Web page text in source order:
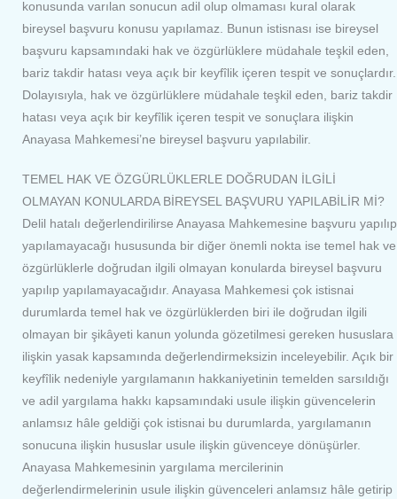
konusunda varılan sonucun adil olup olmaması kural olarak
bireysel başvuru konusu yapılamaz. Bunun istisnası ise bireysel
başvuru kapsamındaki hak ve özgürlüklere müdahale teşkil eden,
bariz takdir hatası veya açık bir keyfîlik içeren tespit ve sonuçlardır.
Dolayısıyla, hak ve özgürlüklere müdahale teşkil eden, bariz takdir
hatası veya açık bir keyfîlik içeren tespit ve sonuçlara ilişkin
Anayasa Mahkemesi’ne bireysel başvuru yapılabilir.
TEMEL HAK VE ÖZGÜRLÜKLERLE DOĞRUDAN İLGİLİ
OLMAYAN KONULARDA BİREYSEL BAŞVURU YAPILABİLİR Mİ?
Delil hatalı değerlendirilirse Anayasa Mahkemesine başvuru yapılıp
yapılamayacağı hususunda bir diğer önemli nokta ise temel hak ve
özgürlüklerle doğrudan ilgili olmayan konularda bireysel başvuru
yapılıp yapılamayacağıdır. Anayasa Mahkemesi çok istisnai
durumlarda temel hak ve özgürlüklerden biri ile doğrudan ilgili
olmayan bir şikâyeti kanun yolunda gözetilmesi gereken hususlara
ilişkin yasak kapsamında değerlendirmeksizin inceleyebilir. Açık bir
keyfîlik nedeniyle yargılamanın hakkaniyetinin temelden sarsıldığı
ve adil yargılama hakkı kapsamındaki usule ilişkin güvencelerin
anlamsız hâle geldiği çok istisnai bu durumlarda, yargılamanın
sonucuna ilişkin hususlar usule ilişkin güvenceye dönüşürler.
Anayasa Mahkemesinin yargılama mercilerinin
değerlendirmelerinin usule ilişkin güvenceleri anlamsız hâle getirip